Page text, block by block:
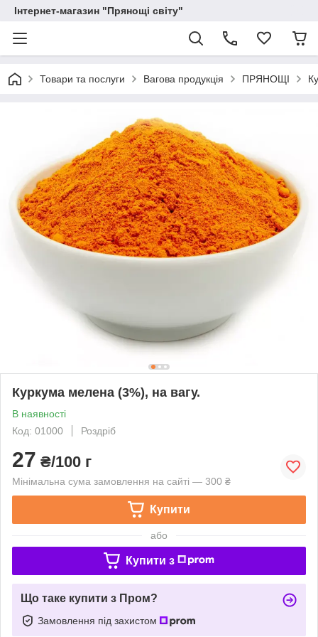
Інтернет-магазин "Прянощі світу"
Товари та послуги Вагова продукція ПРЯНОЩІ
Куркума мелена (3%), на вагу.
В наявності
Код: 01000
Роздріб
27 ₴/100 г
Мінімальна сума замовлення на сайті — 300 ₴
Купити
або
Купити з
Що таке купити з Пром?
Замовлення під захистом